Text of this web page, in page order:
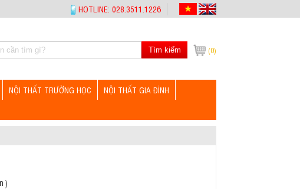
HOTLINE: 028.3511.1226
(0)
Tìm kiếm
NỘI THẤT TRƯỜNG HỌC
NỘI THẤT GIA ĐÌNH
)